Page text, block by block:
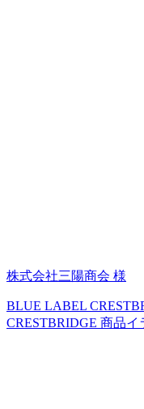
株式会社三陽商会 様
BLUE LABEL
CRESTBRIDGE 商品イ